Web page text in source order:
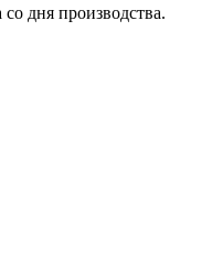
дня производства.